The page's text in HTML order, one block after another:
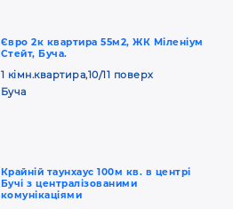
Євро 2к квартира 55м2, ЖК Міленіум
Стейт, Буча.
1 кімн.квартира,10/11 поверх
Буча
Крайній таунхаус 100м кв. в центрі
Бучі з централізованими
комунікаціями